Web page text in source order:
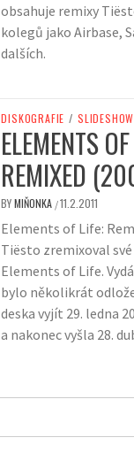
obsahuje remixy
kolegů jako Airbase,
dalších.
DISKOGRAFIE / SLIDESHOW
ELEMENTS
REMIXED
BYMIŇONKA /11.2.2011
Elements of Life:
Tiësto zremixoval
Elements of Life.
bylo několikrát
deska vyjít 29. ledna
a nakonec vyšla 28.